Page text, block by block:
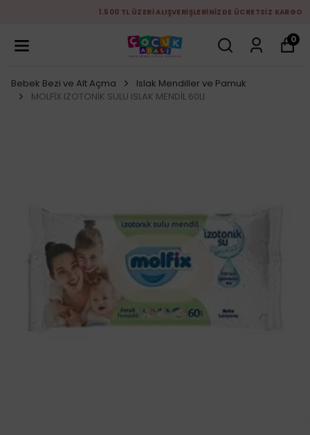
1.500 TL ÜZERİ ALIŞVERİŞLERİNİZDE ÜCRETSİZ KARGO
0
Bebek Bezi ve Alt Açma
Islak Mendiller ve Pamuk
MOLFİX IZOTONİK SULU ISLAK MENDİL 60LI